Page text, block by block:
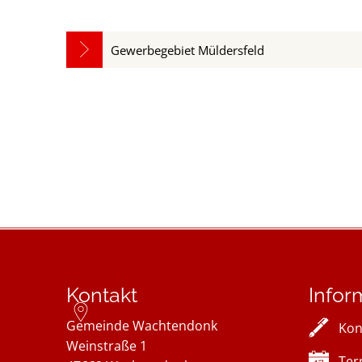
Gewerbegebiet Müldersfeld
Kontakt
Gemeinde Wachtendonk
Weinstraße 1